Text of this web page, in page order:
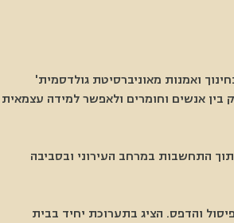
ואמנות מאוניברסיטת גולדסמית'
בין אנשים וחומרים ולאפשר למידה עצמאית
התחשבות במרחב העירוני ובסביבה
והדפס. הציג בתערוכת יחיד בבית